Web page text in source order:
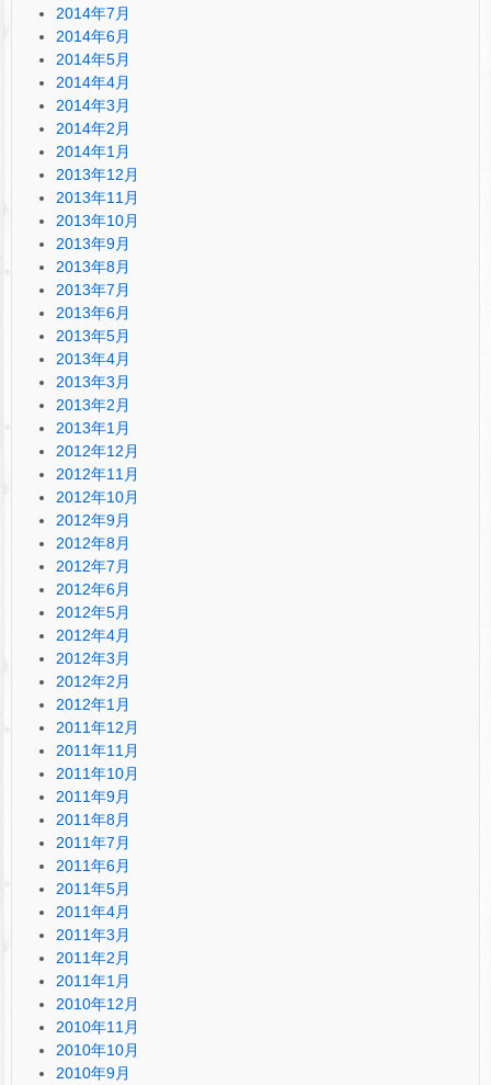
2014年7月
2014年6月
2014年5月
2014年4月
2014年3月
2014年2月
2014年1月
2013年12月
2013年11月
2013年10月
2013年9月
2013年8月
2013年7月
2013年6月
2013年5月
2013年4月
2013年3月
2013年2月
2013年1月
2012年12月
2012年11月
2012年10月
2012年9月
2012年8月
2012年7月
2012年6月
2012年5月
2012年4月
2012年3月
2012年2月
2012年1月
2011年12月
2011年11月
2011年10月
2011年9月
2011年8月
2011年7月
2011年6月
2011年5月
2011年4月
2011年3月
2011年2月
2011年1月
2010年12月
2010年11月
2010年10月
2010年9月